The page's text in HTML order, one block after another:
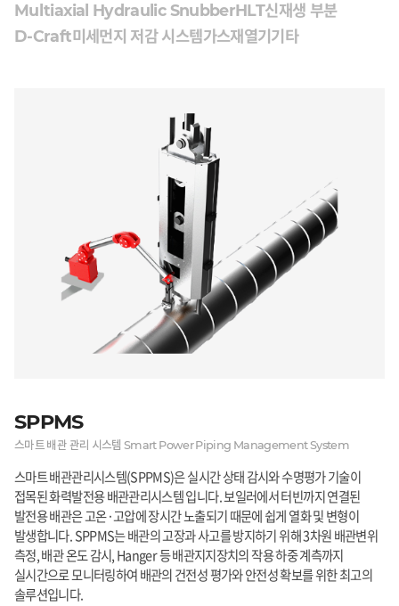
Multiaxial Hydraulic SnubberHLT신재생 부분
D-Craft미세먼지 저감 시스템가스재열기 기타
SPPMS
스마트 배관 관리 시스템 Smart Power Piping Management System
스마트 배관관리시스템(SPPMS)은 실시간 상태 감시와 수명평가 기술이
접목된 화력발전용 배관관리시스템 입니다. 보일러에서 터빈까지 연결된
발전용 배관은 고온·고압에 장시간 노출되기 때문에 쉽게 열화 및 변형이
발생합니다. SPPMS는 배관의 고장과 사고를 방지하기 위해 3차원 배관변위
측정, 배관 온도 감시, Hanger 등 배관지지장치의 작용 하중 계측까지
실시간으로 모니터링하여 배관의 건전성 평가와 안전성 확보를 위한 최고의
솔루션입니다.